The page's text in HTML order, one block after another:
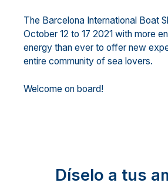
The Barcelona International Boat
October 12 to 17 2021 with more
energy than ever to offer new
entire community of sea lovers.
Welcome on board!
Díselo a tus